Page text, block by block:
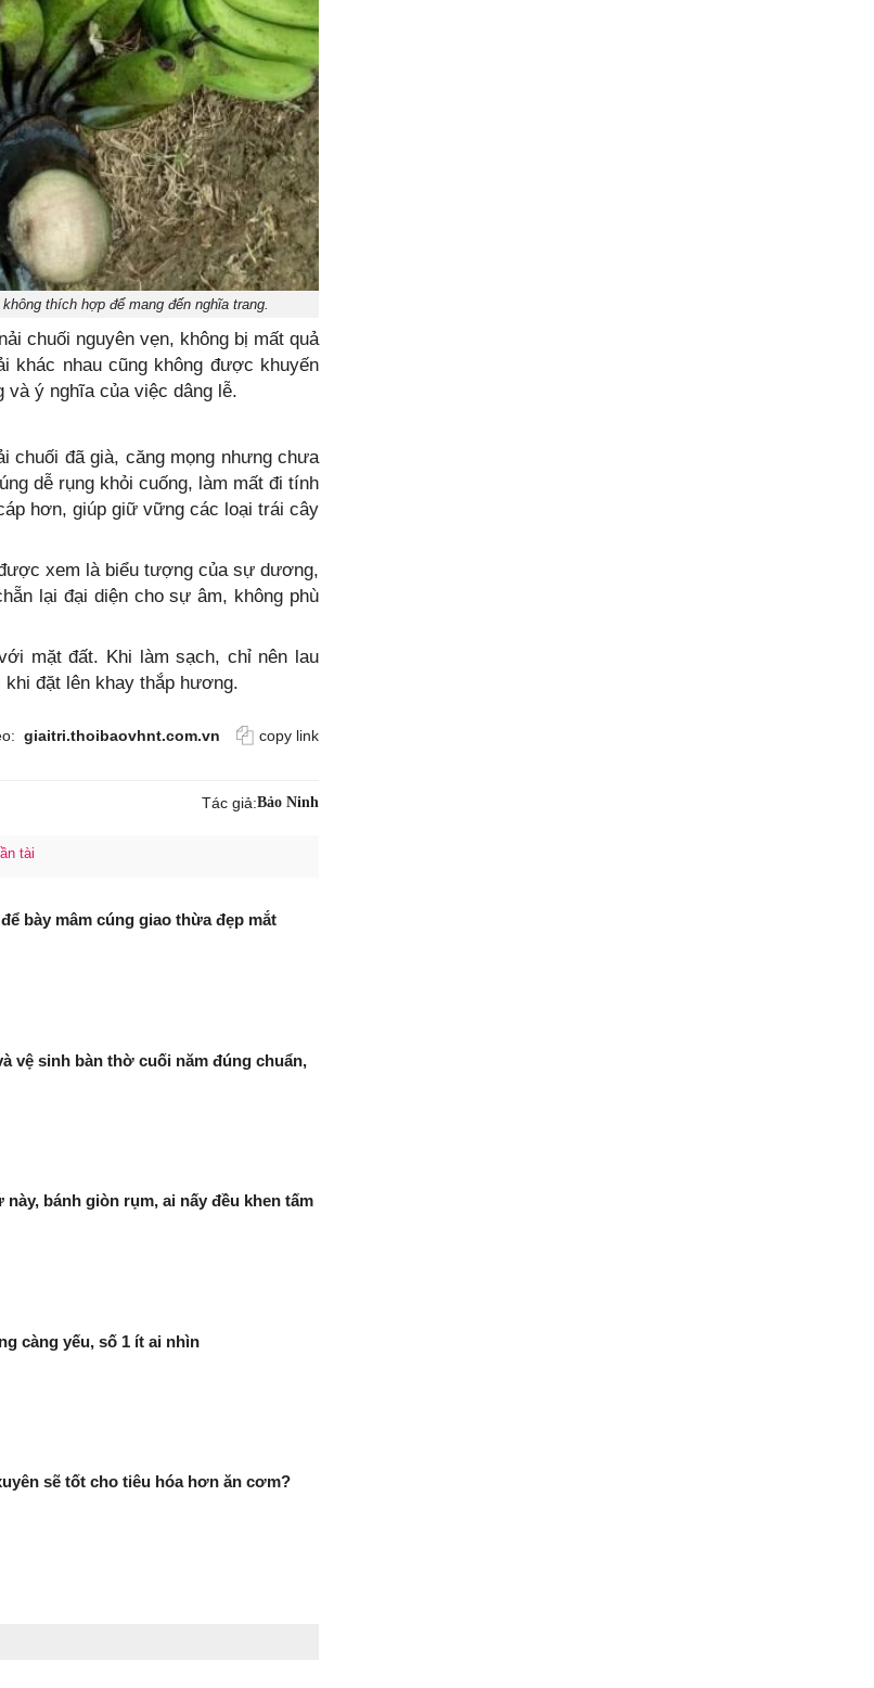
thích hợp để mang đến nghĩa trang.
chuối nguyên vẹn, không bị mất quả
khác nhau cũng không được khuyến
và ý nghĩa của việc dâng lễ.
chuối đã già, căng mọng nhưng chưa
dễ rụng khỏi cuống, làm mất đi tính
hơn, giúp giữ vững các loại trái cây
xem là biểu tượng của sự dương,
lại đại diện cho sự âm, không phù
mặt đất. Khi làm sạch, chỉ nên lau
đặt lên khay thắp hương.
giaitri.thoibaovhnt.com.vn copy link
Tác giả:Bảo Ninh
tài
bày mâm cúng giao thừa đẹp mắt
vệ sinh bàn thờ cuối năm đúng chuẩn,
bánh giòn rụm, ai nấy đều khen tấm
càng yếu, số 1 ít ai nhìn
sẽ tốt cho tiêu hóa hơn ăn cơm?